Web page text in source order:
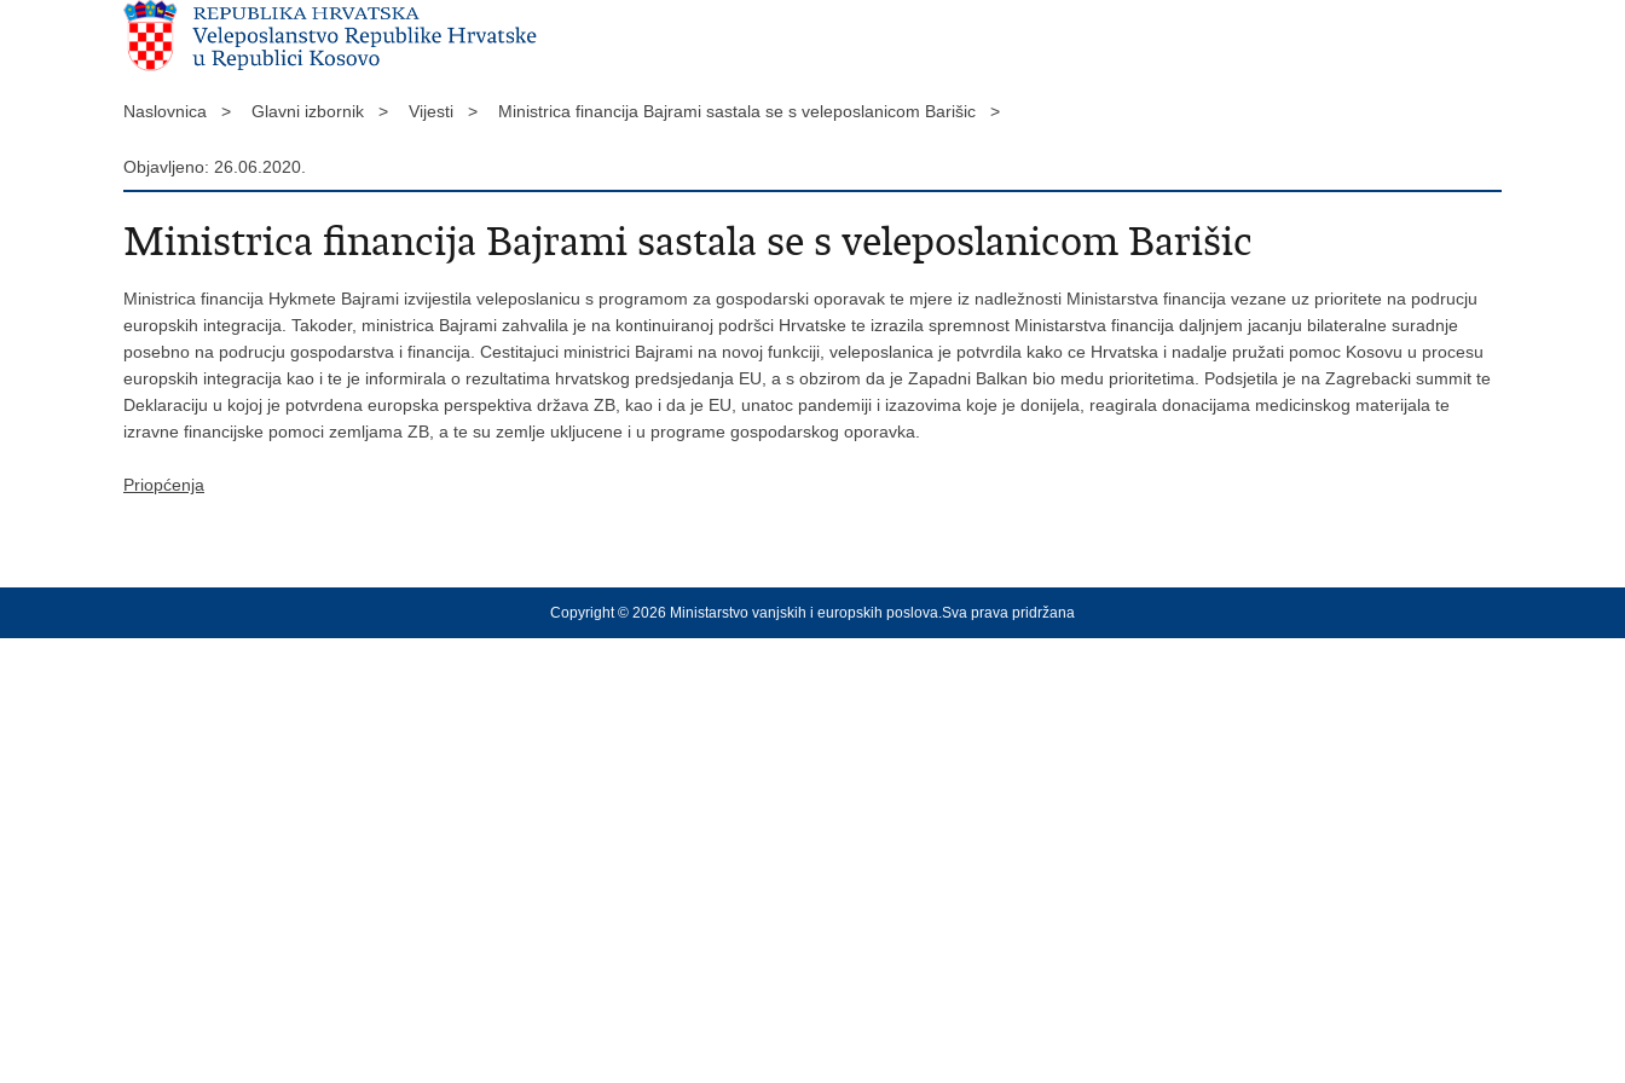
Naslovnica > Glavni izbornik > Vijesti > Ministrica financija Bajrami sastala se s veleposlanicom Barišic >
Objavljeno: 26.06.2020.
Ministrica financija Bajrami sastala se s veleposlanicom Barišic
Ministrica financija Hykmete Bajrami izvijestila veleposlanicu s programom za gospodarski oporavak te mjere iz nadležnosti Ministarstva financija vezane uz prioritete na podrucju
europskih integracija. Takoder, ministrica Bajrami zahvalila je na kontinuiranoj podršci Hrvatske te izrazila spremnost Ministarstva financija daljnjem jacanju bilateralne suradnje
posebno na podrucju gospodarstva i financija. Cestitajuci ministrici Bajrami na novoj funkciji, veleposlanica je potvrdila kako ce Hrvatska i nadalje pružati pomoc Kosovu u procesu
europskih integracija kao i te je informirala o rezultatima hrvatskog predsjedanja EU, a s obzirom da je Zapadni Balkan bio medu prioritetima. Podsjetila je na Zagrebacki summit te
Deklaraciju u kojoj je potvrdena europska perspektiva država ZB, kao i da je EU, unatoc pandemiji i izazovima koje je donijela, reagirala donacijama medicinskog materijala te
izravne financijske pomoci zemljama ZB, a te su zemlje ukljucene i u programe gospodarskog oporavka.
Priopćenja
Copyright © 2026 Ministarstvo vanjskih i europskih poslova.Sva prava pridržana